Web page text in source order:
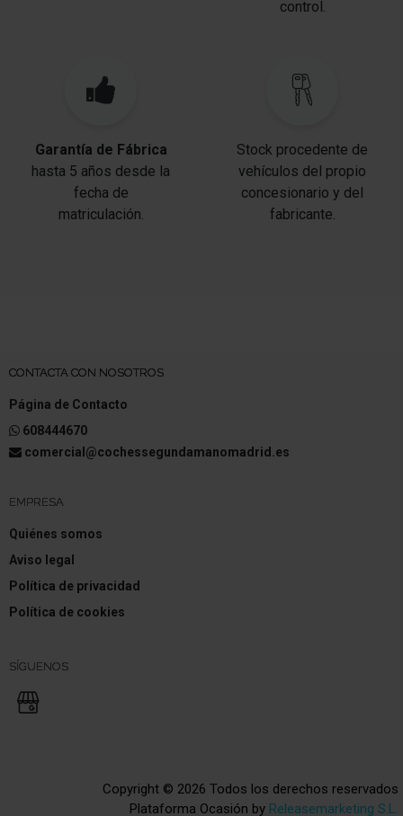
control.
Garantía de Fábrica
hasta 5 años desde la
fecha de
matriculación.
Stock procedente de
vehículos del propio
concesionario y del
fabricante.
CONTACTA CON NOSOTROS
Página de Contacto
608444670
comercial@cochessegundamanomadrid.es
EMPRESA
Quiénes somos
Aviso legal
Política de privacidad
Política de cookies
SÍGUENOS
Copyright © 2026 Todos los derechos reservados
Plataforma Ocasión by Releasemarketing S.L.